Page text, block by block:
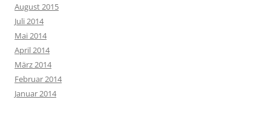
August 2015
Juli 2014
Mai 2014
April 2014
März 2014
Februar 2014
Januar 2014